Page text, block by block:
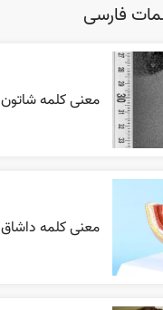
فارسی
معنی کلمه شاتون
معنی کلمه داشاق